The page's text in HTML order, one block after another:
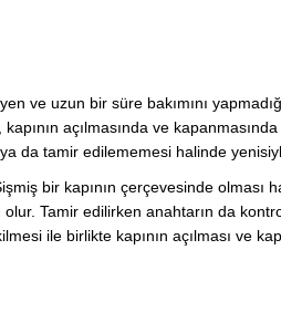
ve uzun bir süre bakımını
açılmasında ve
ya da tamir edilememesi halinde
bir kapının çerçevesinde olması
Tamir edilirken anahtarın da
ile birlikte kapının açılması ve